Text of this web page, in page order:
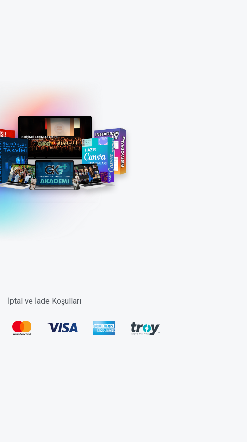
İptal ve İade Koşulları